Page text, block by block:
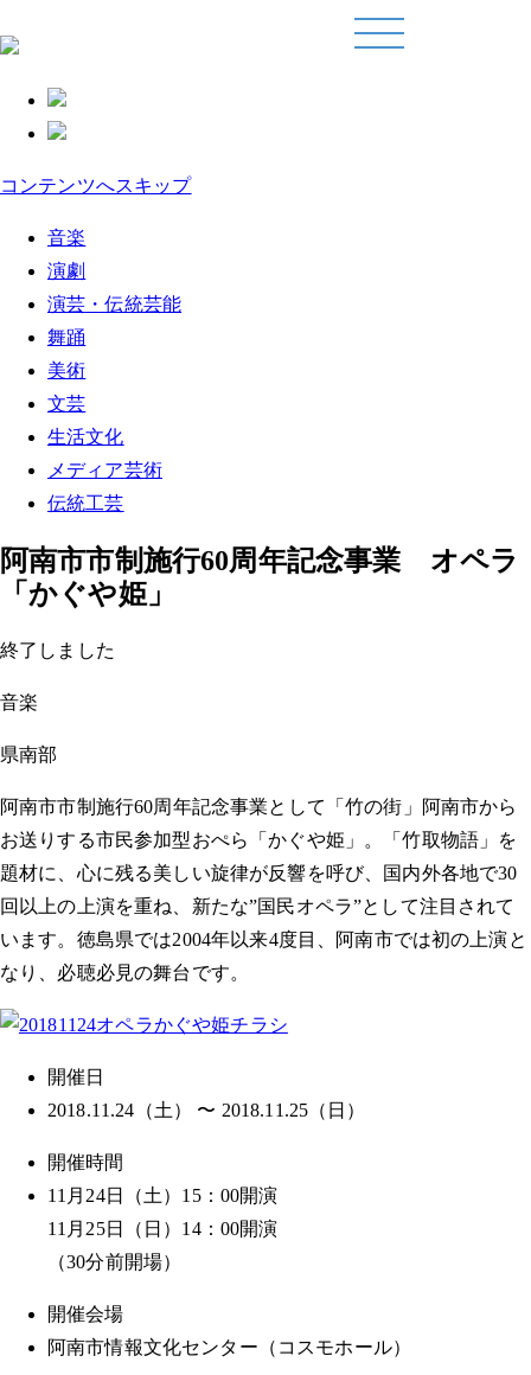
コンテンツへスキップ
音楽
演劇
演芸・伝統芸能
舞踊
美術
文芸
生活文化
メディア芸術
伝統工芸
阿南市市制施行60周年記念事業 オペラ
「かぐや姫」
終了しました
音楽
県南部
阿南市市制施行60周年記念事業として「竹の街」阿南市から
お送りする市民参加型おぺら「かぐや姫」。「竹取物語」を
題材に、心に残る美しい旋律が反響を呼び、国内外各地で30
回以上の上演を重ね、新たな”国民オペラ”として注目されて
います。徳島県では2004年以来4度目、阿南市では初の上演と
なり、必聴必見の舞台です。
開催日
2018.11.24（土） 〜 2018.11.25（日）
開催時間
11月24日（土）15：00開演
11月25日（日）14：00開演
（30分前開場）
開催会場
阿南市情報文化センター（コスモホール）